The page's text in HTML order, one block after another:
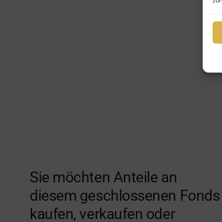
Sie möchten Anteile an
diesem geschlossenen Fonds
kaufen, verkaufen oder